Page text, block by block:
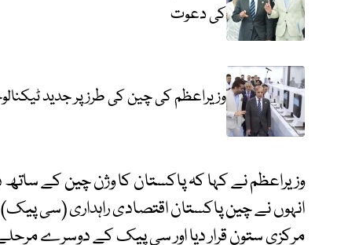
کی دعوت
وزیراعظم کی چین کی طرز پر جدید
وزیراعظم نے کہا کہ پاکستان کا وژن چین کے ساتھ
انہوں نے چین پاکستان اقتصادی راہداری (سی
مرکزی ستون قرار دیا اور سی پیک کے دوسرے